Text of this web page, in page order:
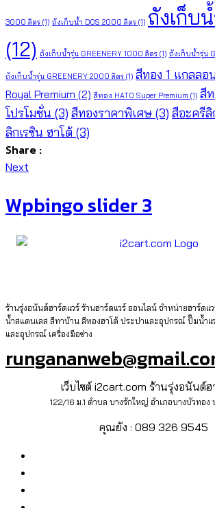
3000 ลิตร (1) ถังเก็บน้ำ DOS 2000 ลิตร (1) ถังเก็บ
(12) ถังเก็บน้ำรุ่น GREENERY 1000 ลิตร (1) ถังเก็บน้ำรุ่น
ถังเก็บน้ำรุ่น GREENERY 2000 ลิตร (1) สีทอง 1 แกลลอ
Royal Premium (2) สีทอง HATO Super Premium (1) สี
โปรโมชั่น (3) สีทองราคาพิเศษ (3) สีอะครีลิ
ลิกเรซิน ฮาโต้ (3)
Share :
Next
Wpbingo slider 3
ร้านรุ่งอนันต์ฮาร์ดแวร์ ร้านฮาร์ดแวร์ ออนไลน์ จำหน่ายฮาร์ดแ
น้ำสแตนเลส สีทาบ้าน สีทองฮาโต้ ประปาและอุปกรณ์ ปั๊มน้ำแ
และอุปกรณ์ เครื่องมือช่าง
เว็บไซต์ i2cart.com ร้านรุ่งอนันต์ฮ
122/16 ม.1 ตำบล บางรักใหญ่ อำเภอบางบัวทอง
คุณย้ง : 089 326 9545